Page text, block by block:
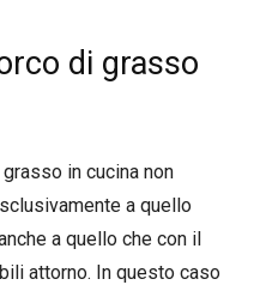
di grasso
in cucina non
a quello
a quello che con il
attorno. In questo caso